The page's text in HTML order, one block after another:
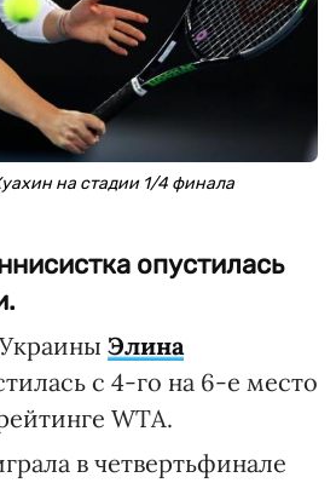
на стадии 1/4 финала
опустилась
Элина
с 4-го на 6-е место
WTA.
в четвертьфинале